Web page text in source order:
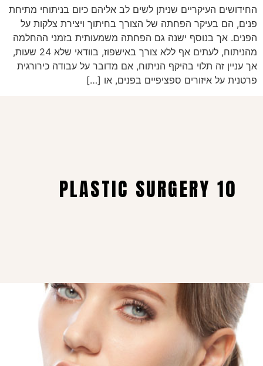
החידושים העיקריים שניתן לשים לב אליהם כיום בניתוחי מתיחת
פנים, הם בעיקר הפחתה של הצורך בחיתוך ויצירת צלקות על
הפנים. אך בנוסף ישנה גם הפחתה משמעותית בזמני ההחלמה
מהניתוח, לעתים אף ללא צורך באישפוז, בוודאי שלא 24 שעות,
אך עניין זה תלוי בהיקף הניתוח, אם מדובר על עבודה כירורגית
פרטנית על איזורים ספציפיים בפנים, או […]
PLASTIC SURGERY 10